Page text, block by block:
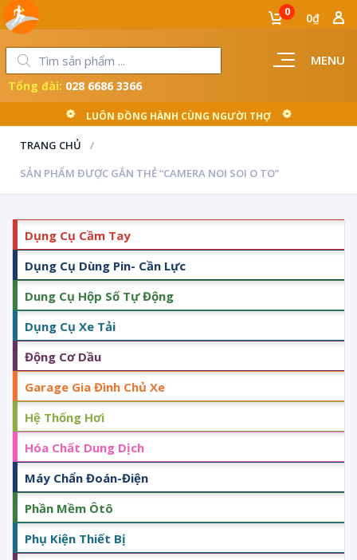
MENU
0 0₫
LUÔN ĐỒNG HÀNH CÙNG NGƯỜI THỢ
Tổng đài: 028 6686 3366
TRANG CHỦ
SẢN PHẨM ĐƯỢC GẮN THẺ “CAMERA NOI SOI O TO”
Dụng Cụ Cầm Tay
Dụng Cụ Dùng Pin- Cần Lực
Dung Cụ Hộp Số Tự Động
Dụng Cụ Xe Tải
Động Cơ Dầu
Garage Gia Đình Chủ Xe
Hệ Thống Hơi
Hóa Chất Dung Dịch
Máy Chẩn Đoán-Điện
Phần Mềm Ôtô
Phụ Kiện Thiết Bị